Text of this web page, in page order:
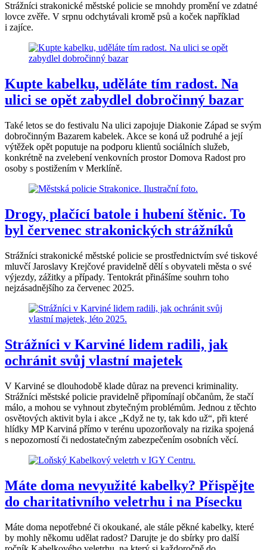
Strážníci strakonické městské policie se mnohdy promění ve zdatné
lovce zvěře. V srpnu odchytávali kromě psů a koček například
i zajíce.
Kupte kabelku, uděláte tím radost. Na
ulici se opět zabydlel dobročinný bazar
Také letos se do festivalu Na ulici zapojuje Diakonie Západ se svým
dobročinným Bazarem kabelek. Akce se koná už podruhé a její
výtěžek opět poputuje na podporu klientů sociálních služeb,
konkrétně na zvelebení venkovních prostor Domova Radost pro
osoby s postižením v Merklíně.
Drogy, plačící batole i hubení štěnic. To
byl červenec strakonických strážníků
Strážníci strakonické městské policie se prostřednictvím své tiskové
mluvčí Jaroslavy Krejčové pravidelně dělí s obyvateli města o své
výjezdy, zážitky a případy. Tentokrát přinášíme souhrn toho
nejzásadnějšího za červenec 2025.
Strážníci v Karviné lidem radili, jak
ochránit svůj vlastní majetek
V Karviné se dlouhodobě klade důraz na prevenci kriminality.
Strážníci městské policie pravidelně připomínají občanům, že stačí
málo, a mohou se vyhnout zbytečným problémům. Jednou z těchto
osvětových aktivit byla i akce „Když ne ty, tak kdo už“, při které
hlídky MP Karviná přímo v terénu upozorňovaly na rizika spojená
s nepozorností či nedostatečným zabezpečením osobních věcí.
Máte doma nevyužité kabelky? Přispějte
do charitativního veletrhu i na Písecku
Máte doma nepotřebné či okoukané, ale stále pěkné kabelky, které
by mohly někomu udělat radost? Darujte je do sbírky pro další